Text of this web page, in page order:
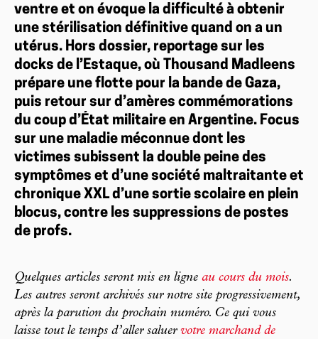
ventre et on évoque la difficulté à obtenir
une stérilisation définitive quand on a un
utérus. Hors dossier, reportage sur les
docks de l’Estaque, où Thousand Madleens
prépare une flotte pour la bande de Gaza,
puis retour sur d’amères commémorations
du coup d’État militaire en Argentine. Focus
sur une maladie méconnue dont les
victimes subissent la double peine des
symptômes et d’une société maltraitante et
chronique XXL d’une sortie scolaire en plein
blocus, contre les suppressions de postes
de profs.
Quelques articles seront mis en ligne au cours du mois.
Les autres seront archivés sur notre site progressivement,
après la parution du prochain numéro. Ce qui vous
laisse tout le temps d’aller saluer votre marchand de